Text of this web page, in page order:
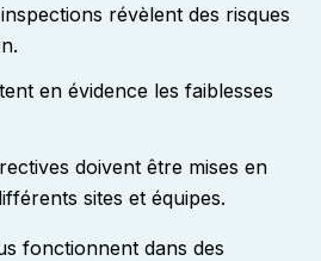
révèlent des risques
en évidence les faiblesses
doivent être mises en
sites et équipes.
fonctionnent dans des